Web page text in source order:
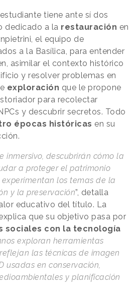
estudiante tiene ante sí dos
dedicado a la restauración en
el equipo de
a la Basílica, para entender
asimilar el contexto histórico
y resolver problemas en
exploración que le propone
para recolectar
y descubrir secretos. Todo
épocas históricas en su
inmersivo, descubrirán cómo la
a proteger el patrimonio
los temas de la
y la preservación”, detalla
educativo del título. La
que su objetivo pasa por
sociales con la tecnología
exploran herramientas
las técnicas de imagen
usadas en conservación,
y planificación